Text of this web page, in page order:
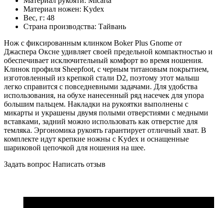
Материал ножен: Kydex
Вес, г: 48
Страна производства: Тайвань
Нож с фиксированным клинком Boker Plus Gnome от
Джаспера Оксне удивляет своей предельной компактностью и
обеспечивает исключительный комфорт во время ношения.
Клинок профиля Sheepfoot, с черным титановым покрытием,
изготовленный из крепкой стали D2, поэтому этот малыш
легко справится с повседневными задачами. Для удобства
использования, на обухе нанесенный ряд насечек для упора
большим пальцем. Накладки на рукоятки выполнены с
микарты и украшены двумя полыми отверстиями с медными
вставками, задний можно использовать как отверстие для
темляка. Эргономика рукоять гарантирует отличный хват. В
комплекте идут крепкие ножны с Kydex и оснащенные
шариковой цепочкой для ношения на шее.
Задать вопрос Написать отзыв